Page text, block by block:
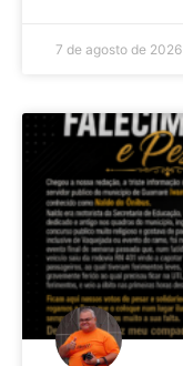
7 de agosto de 2026